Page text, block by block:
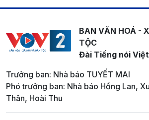
BAN VĂN HOÁ -
TỘC
Đài Tiếng nói
Trưởng ban: Nhà báo TUYẾT MAI
Phó trưởng ban: Nhà báo Hồng Lan,
Thân, Hoài Thu